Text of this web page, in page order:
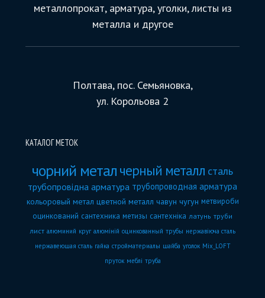
металлопрокат, арматура, уголки, листы из
металла и другое
Полтава, пос. Семьяновка,
ул. Корольова 2
КАТАЛОГ МЕТОК
чорний метал черный металл сталь
трубопровідна арматура трубопроводная арматура
кольоровый метал цветной металл чавун чугун метвироби
оцинкований сантехника метизы сантехніка латунь труби
лист алюминий круг алюміній оцинкованный трубы нержавіюча сталь
нержавеющая сталь гайка стройматериалы шайба уголок Mix_LOFT
пруток меблі труба